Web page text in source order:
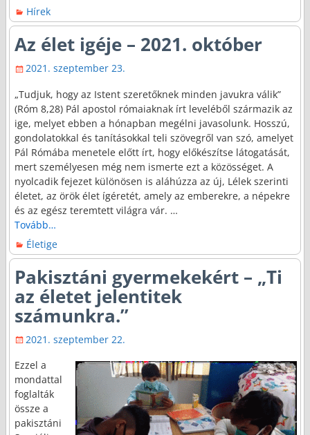
Hírek
Az élet igéje – 2021. október
2021. szeptember 23.
„Tudjuk, hogy az Istent szeretőknek minden javukra válik”
(Róm 8,28) Pál apostol rómaiaknak írt leveléből származik az
ige, melyet ebben a hónapban megélni javasolunk. Hosszú,
gondolatokkal és tanításokkal teli szövegről van szó, amelyet
Pál Rómába menetele előtt írt, hogy előkészítse látogatását,
mert személyesen még nem ismerte ezt a közösséget. A
nyolcadik fejezet különösen is aláhúzza az új, Lélek szerinti
életet, az örök élet ígéretét, amely az emberekre, a népekre
és az egész teremtett világra vár. …
Tovább…
Életige
Pakisztáni gyermekekért – „Ti
az életet jelentitek
számunkra.”
2021. szeptember 22.
Ezzel a
mondattal
foglalták
össze a
pakisztáni